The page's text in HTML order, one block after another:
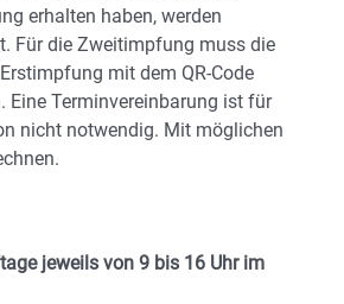
erhalten haben, werden
Für die Zweitimpfung muss die
mit dem QR-Code
Eine Terminvereinbarung ist für
nicht notwendig. Mit möglichen
jeweils von 9 bis 16 Uhr im